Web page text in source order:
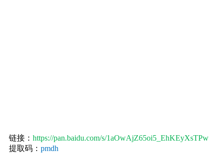
链接： https://pan.baidu.com/s/1aOwAjZ65oi5_EhKEyXsTPw
提取码： pmdh